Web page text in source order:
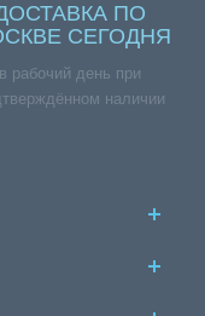
ПО
СЕГОДНЯ
в рабочий день при
наличии